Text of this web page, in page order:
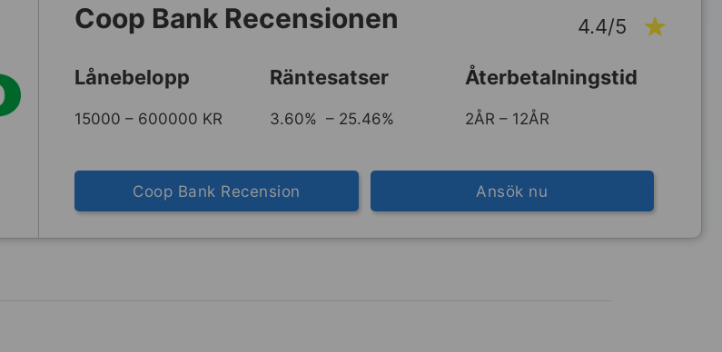
Coop Bank Recensionen 4.4/5
Lånebelopp
15000 – 600000 KR
Räntesatser
3.60% – 25.46%
Återbetalningstid
2ÅR – 12ÅR
Coop Bank Recension Ansök nu